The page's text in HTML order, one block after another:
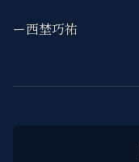
ー西埜巧祐